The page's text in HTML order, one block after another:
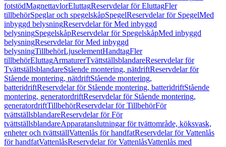
fotstödMagnettavlorEluttagReservdelar för EluttagFler
tillbehörSpeglar och spegelskåpSpegelReservdelar för SpegelMed
inbyggd belysningReservdelar för Med inbyggd
belysningSpegelskåpReservdelar för SpegelskåpMed inbyggd
belysningReservdelar för Med inbyggd
belysningTillbehörLjuselementHandtagFler
tillbehörEluttagArmaturerTvättställsblandareReservdelar för
TvättställsblandareStående montering, nätdriftReservdelar för
Stående montering, nätdriftStående montering,
batteridriftReservdelar för Stående montering, batteridriftStående
montering, generatordriftReservdelar för Stående montering,
generatordriftTillbehörReservdelar för TillbehörFör
tvättställsblandareReservdelar för För
tvättställsblandareApparatanslutningar för tvättområde, köksvask,
enheter och tvättställVattenlås för handfatReservdelar för Vattenlås
för handfatVattenlåsReservdelar för VattenlåsVattenlås med